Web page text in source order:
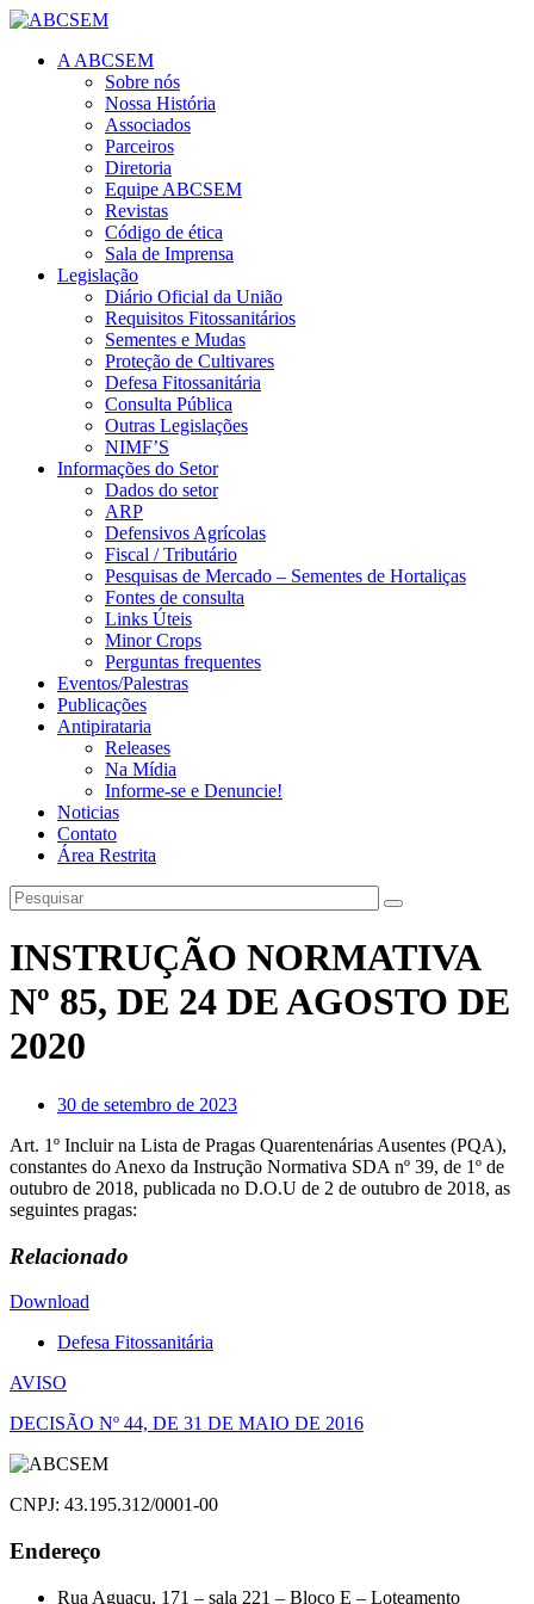
A ABCSEM
Sobre nós
Nossa História
Associados
Parceiros
Diretoria
Equipe ABCSEM
Revistas
Código de ética
Sala de Imprensa
Legislação
Diário Oficial da União
Requisitos Fitossanitários
Sementes e Mudas
Proteção de Cultivares
Defesa Fitossanitária
Consulta Pública
Outras Legislações
NIMF’S
Informações do Setor
Dados do setor
ARP
Defensivos Agrícolas
Fiscal / Tributário
Pesquisas de Mercado – Sementes de Hortaliças
Fontes de consulta
Links Úteis
Minor Crops
Perguntas frequentes
Eventos/Palestras
Publicações
Antipirataria
Releases
Na Mídia
Informe-se e Denuncie!
Noticias
Contato
Área Restrita
INSTRUÇÃO NORMATIVA
Nº 85, DE 24 DE AGOSTO DE
2020
30 de setembro de 2023
Art. 1º Incluir na Lista de Pragas Quarentenárias Ausentes (PQA),
constantes do Anexo da Instrução Normativa SDA nº 39, de 1º de
outubro de 2018, publicada no D.O.U de 2 de outubro de 2018, as
seguintes pragas:
Relacionado
Download
Defesa Fitossanitária
Navegação
de
Post
AVISO
DECISÃO Nº 44, DE 31 DE MAIO DE 2016
CNPJ: 43.195.312/0001-00
Endereço
Rua Aguaçu, 171 – sala 221 – Bloco E – Loteamento